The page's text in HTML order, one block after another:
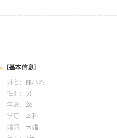
GPA X.XX/X.X（专业前XX%），
Python及Shell脚本编写。课程设
Wireshark进行流量分析并部署
排查能力。
[基本信息]
姓名：
陈小湾
性别： 男
年龄： 26
学历： 本科
婚姻： 未婚